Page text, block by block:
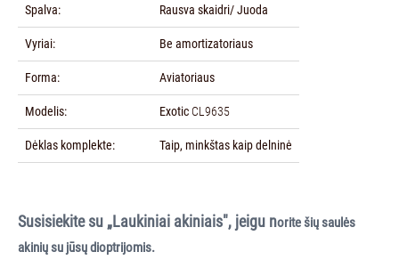
Spalva: Rausva skaidri/ Juoda
Vyriai: Be amortizatoriaus
Forma: Aviatoriaus
Modelis: Exotic CL9635
Dėklas komplekte: Taip, minkštas kaip delninė
Susisiekite su „Laukiniai akiniais", jeigu norite šių saulės
akinių su jūsų dioptrijomis.